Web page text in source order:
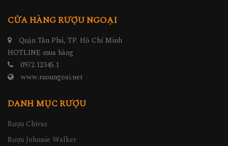
CỬA HÀNG RƯỢU NGOẠI
Quận Tân Phú, TP. Hồ Chí Minh
HOTLINE mua hàng
0972.12345.1
www.ruoungoai.net
DANH MỤC RƯỢU
Rượu Chivas
Rượu Johnnie Walker